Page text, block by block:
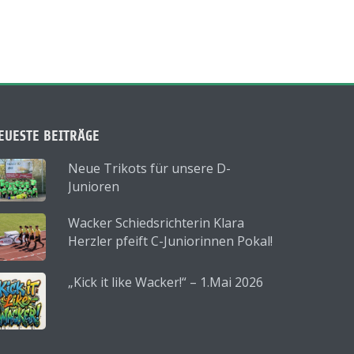
BEITRÄGE
Neue Trikots für unsere D-
Junioren
Wacker Schiedsrichterin Klara
Herzler pfeift C-Juniorinnen Pokal!
„Kick it like Wacker!“ – 1.Mai 2026